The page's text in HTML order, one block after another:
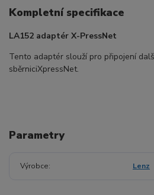
Kompletní specifikace
LA152 adaptér X-PressNet
Tento adaptér slouží pro připojení
sběrniciXpressNet.
Parametry
Výrobce Lenz